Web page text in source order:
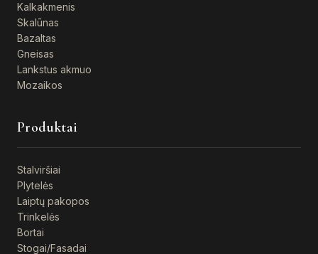
Kalkakmenis
Skalūnas
Bazaltas
Gneisas
Lankstus akmuo
Mozaikos
Produktai
Stalviršiai
Plytelės
Laiptų pakopos
Trinkelės
Bortai
Stogai/Fasadai